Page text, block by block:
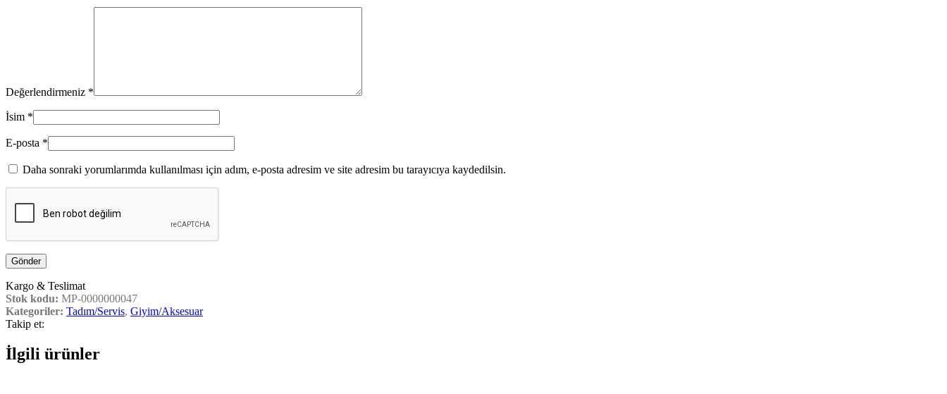
Değerlendirmeniz *
İsim *
E-posta *
Daha sonraki yorumlarımda kullanılması için adım, e-posta adresim ve site adresim bu tarayıcıya kaydedilsin.
Kargo & Teslimat
Stok kodu: MP-0000000047
Kategoriler: Tadım/Servis, Giyim/Aksesuar
Takip et:
İlgili ürünler